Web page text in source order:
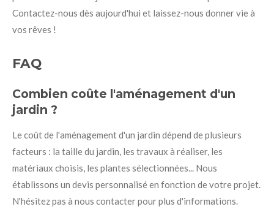
Contactez-nous dès aujourd'hui et laissez-nous donner vie à
vos rêves !
FAQ
Combien coûte l'aménagement d'un
jardin ?
Le coût de l'aménagement d'un jardin dépend de plusieurs
facteurs : la taille du jardin, les travaux à réaliser, les
matériaux choisis, les plantes sélectionnées... Nous
établissons un devis personnalisé en fonction de votre projet.
N'hésitez pas à nous contacter pour plus d'informations.